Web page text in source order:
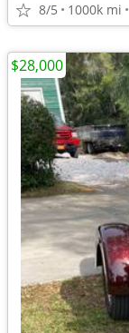
8/5 1000k mi
$28,000